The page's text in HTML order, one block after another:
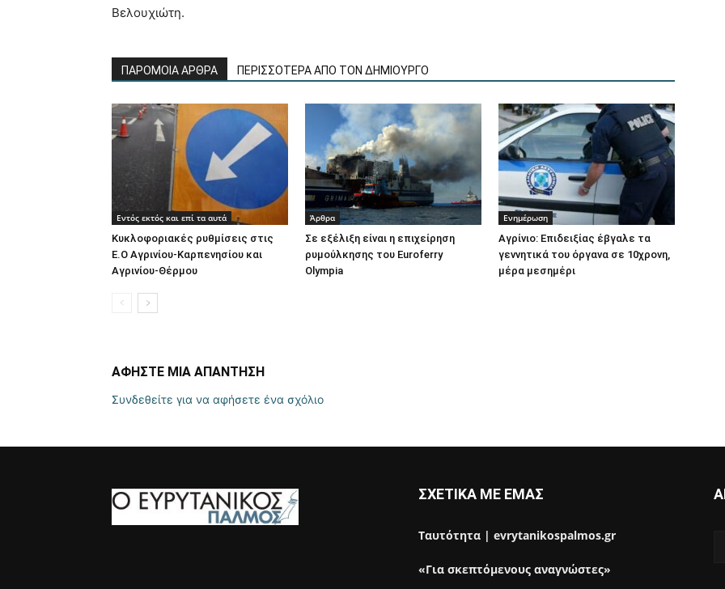
Βελουχιώτη.
ΠΑΡΟΜΟΙΑ ΑΡΘΡΑ ΠΕΡΙΣΣΟΤΕΡΑ ΑΠΟ ΤΟΝ ΔΗΜΙΟΥΡΓΟ
Εντός εκτός και επί τα αυτά
Κυκλοφοριακές ρυθμίσεις στις
Ε.Ο Αγρινίου-Καρπενησίου και
Αγρινίου-Θέρμου
Άρθρα
Σε εξέλιξη είναι η επιχείρηση
ρυμούλκησης του Euroferry
Olympia
Ενημέρωση
Αγρίνιο: Επιδειξίας έβγαλε τα
γεννητικά του όργανα σε 10χρονη,
μέρα μεσημέρι
ΑΦΗΣΤΕ ΜΙΑ ΑΠΑΝΤΗΣΗ
Συνδεθείτε για να αφήσετε ένα σχόλιο
ΣΧΕΤΙΚΑ ΜΕ ΕΜΑΣ
Ταυτότητα | evrytanikospalmos.gr
«Για σκεπτόμενους αναγνώστες»